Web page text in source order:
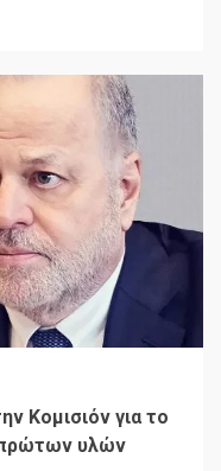
Κομισιόν για το
πρώτων υλών